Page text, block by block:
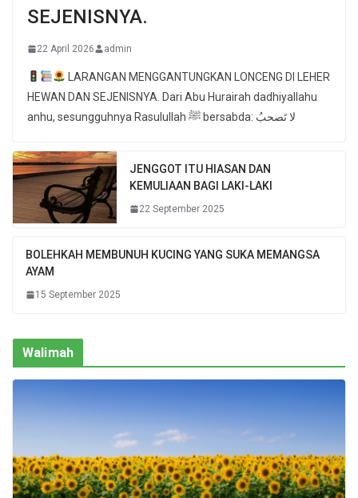
SEJENISNYA.
22 April 2026 admin
LARANGAN MENGGANTUNGKAN LONCENG DI LEHER
HEWAN DAN SEJENISNYA. Dari Abu Hurairah dadhiyallahu
anhu, sesungguhnya Rasulullah ﷺ bersabda: لا تَصحبُ
JENGGOT ITU HIASAN DAN
KEMULIAAN BAGI LAKI-LAKI
22 September 2025
BOLEHKAH MEMBUNUH KUCING YANG SUKA MEMANGSA
AYAM
15 September 2025
Walimah